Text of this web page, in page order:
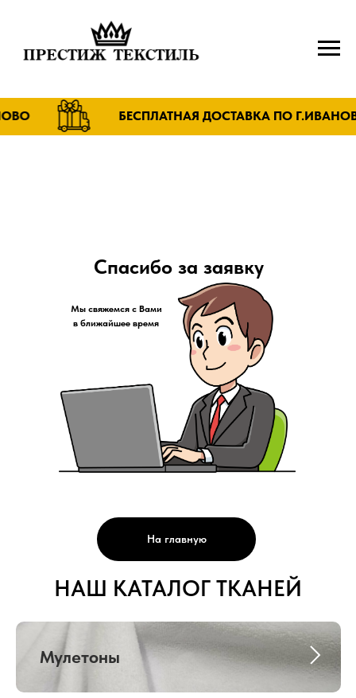
БЕСПЛАТНАЯ ДОСТАВКА ПО Г.ИВАНОВО
Спасибо за заявку
Мы свяжемся с Вами
в ближайшее время
На главную
НАШ КАТАЛОГ ТКАНЕЙ
Мулетоны